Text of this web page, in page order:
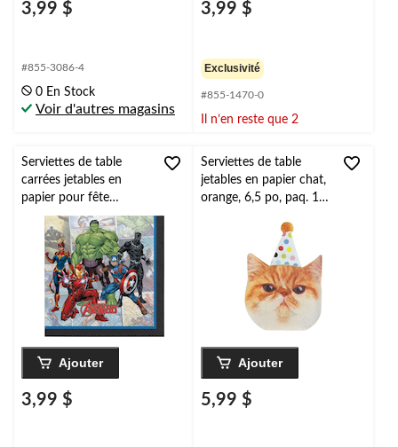
3,99 $
#855-3086-4
0 En Stock
Voir d'autres magasins
3,99 $
Exclusivité
#855-1470-0
Il n’en reste que 2
Serviettes de table
carrées jetables en
papier pour fête
d'anniversaire Marvel
Avengers Powers Unite,
multicolore, 6,5 po,
paq. 16, 2 épaisseurs
Ajouter
3,99 $
Serviettes de table
jetables en papier chat,
orange, 6,5 po, paq. 16,
Ajouter
5,99 $